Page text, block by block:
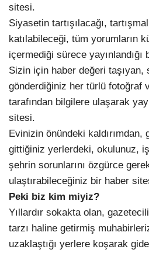
sitesi.
Siyasetin tartışılacağı,
katılabileceği, tüm yorumların
içermediği sürece yayınlandığı
Sizin için haber değeri taşıyan,
gönderdiğiniz her türlü fotoğraf
tarafından bilgilere ulaşarak
sitesi.
Evinizin önündeki
gittiğiniz yerlerdeki, okulunuz, iş
şehrin sorunlarını özgürce
ulaştırabileceğiniz bir haber
Peki biz kim miyiz?
Yıllardır sokakta olan,
tarzı haline getirmiş
uzaklaştığı yerlere koşarak